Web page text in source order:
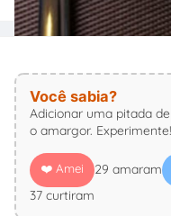
Você sabia?
Adicionar uma pitada
o amargor. Experimente!
❤️ Amei 29 amaram
37 curtiram